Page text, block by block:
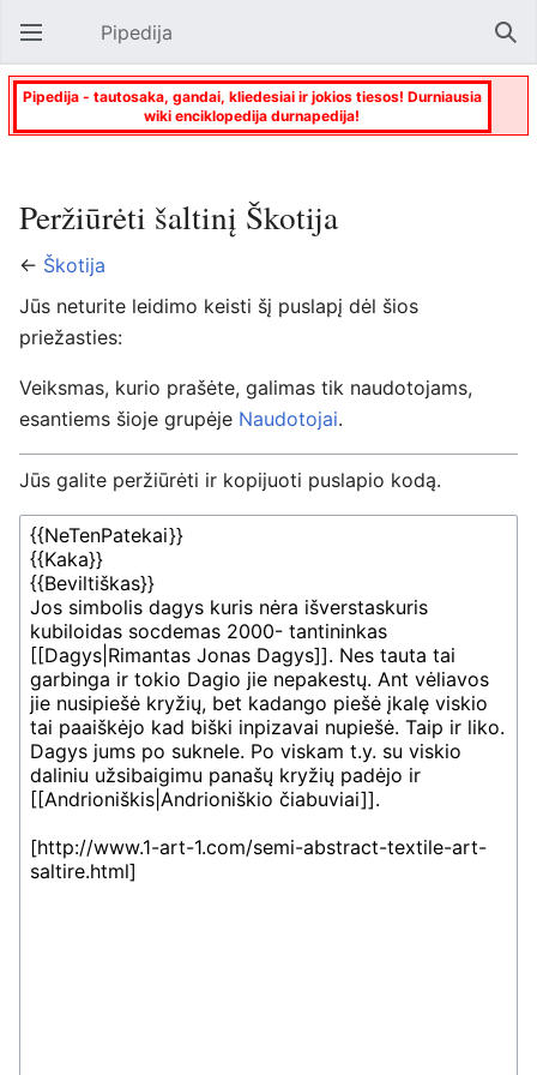
Atverti pagrindinį meniu Pipedija
Pipedija - tautosaka, gandai, kliedesiai ir jokios tiesos! Durniausia
wiki enciklopedija durnapedija!
Peržiūrėti šaltinį Škotija
← Škotija
Jūs neturite leidimo keisti šį puslapį dėl šios
priežasties:
Veiksmas, kurio prašėte, galimas tik naudotojams,
esantiems šioje grupėje Naudotojai.
Jūs galite peržiūrėti ir kopijuoti puslapio kodą.